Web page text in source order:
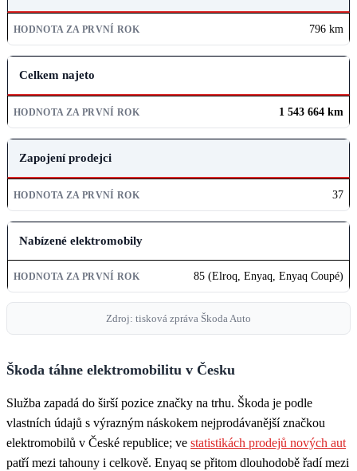
796 km
Celkem najeto
1 543 664 km
Zapojení prodejci
37
Nabízené elektromobily
85 (Elroq, Enyaq, Enyaq Coupé)
Zdroj: tisková zpráva Škoda Auto
Škoda táhne elektromobilitu v Česku
Služba zapadá do širší pozice značky na trhu. Škoda je podle
vlastních údajů s výrazným náskokem nejprodávanější značkou
elektromobilů v České republice; ve statistikách prodejů nových aut
patří mezi tahouny i celkově. Enyaq se přitom dlouhodobě řadí mezi